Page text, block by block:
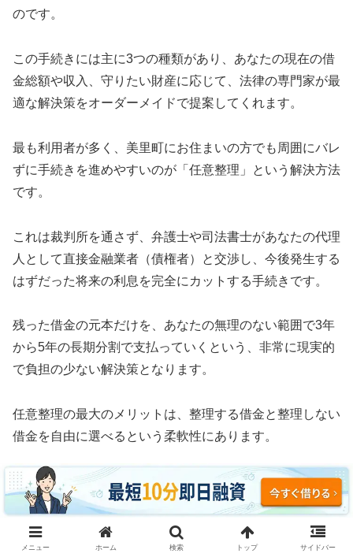
のです。
この手続きには主に3つの種類があり、あなたの現在の借
金総額や収入、守りたい財産に応じて、法律の専門家が最
適な解決策をオーダーメイドで提案してくれます。
最も利用者が多く、美里町にお住まいの方でも周囲にバレ
ずに手続きを進めやすいのが「任意整理」という解決方法
です。
これは裁判所を通さず、弁護士や司法書士があなたの代理
人として直接金融業者（債権者）と交渉し、今後発生する
はずだった将来の利息を完全にカットする手続きです。
残った借金の元本だけを、あなたの無理のない範囲で3年
から5年の長期分割で支払っていくという、非常に現実的
で負担の少ない解決策となります。
任意整理の最大のメリットは、整理する借金と整理しない
借金を自由に選べるという柔軟性にあります。
例えば、車のローンや住宅ローン、あるいは保証人に迷惑
がかかる奨学金などはそのまま支払い続け、消費者金融や
クレジットカードのリボ払いだけを対象にして利息をゼロ
にすることが可能です。
メニュー ホーム 検索 トップ サイドバー